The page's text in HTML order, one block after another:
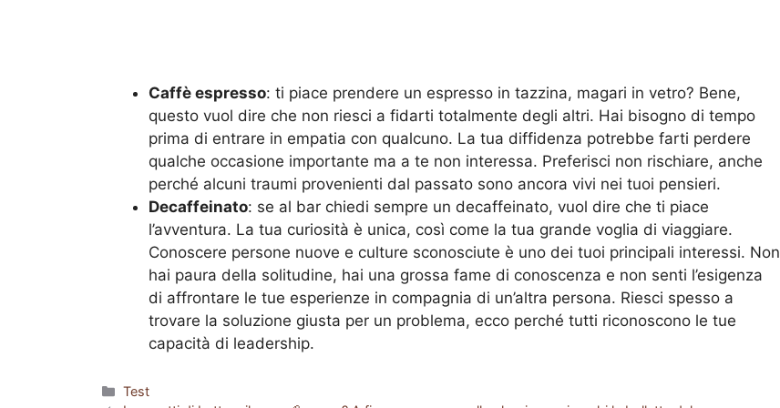
Caffè espresso: ti piace prendere un espresso in tazzina, magari in vetro? Bene,
questo vuol dire che non riesci a fidarti totalmente degli altri. Hai bisogno di tempo
prima di entrare in empatia con qualcuno. La tua diffidenza potrebbe farti perdere
qualche occasione importante ma a te non interessa. Preferisci non rischiare, anche
perché alcuni traumi provenienti dal passato sono ancora vivi nei tuoi pensieri.
Decaffeinato: se al bar chiedi sempre un decaffeinato, vuol dire che ti piace
l’avventura. La tua curiosità è unica, così come la tua grande voglia di viaggiare.
Conoscere persone nuove e culture sconosciute è uno dei tuoi principali interessi. Non
hai paura della solitudine, hai una grossa fame di conoscenza e non senti l’esigenza
di affrontare le tue esperienze in compagnia di un’altra persona. Riesci spesso a
trovare la soluzione giusta per un problema, ecco perché tutti riconoscono le tue
capacità di leadership.
Categorie
Test